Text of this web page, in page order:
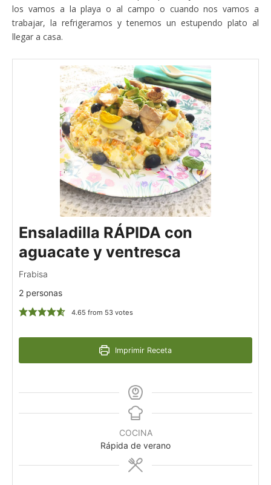
los vamos a la playa o al campo o cuando nos vamos a
trabajar, la refrigeramos y tenemos un estupendo plato al
llegar a casa.
Ensaladilla RÁPIDA con
aguacate y ventresca
Frabisa
2 personas
4.65 from 53votes
Imprimir Receta
COCINA
Rápida de verano